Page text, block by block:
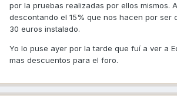
por la pruebas realizadas por ellos mismos.
descontando el 15% que nos hacen por ser
30 euros instalado.
Yo lo puse ayer por la tarde que fuí a ver a
mas descuentos para el foro.